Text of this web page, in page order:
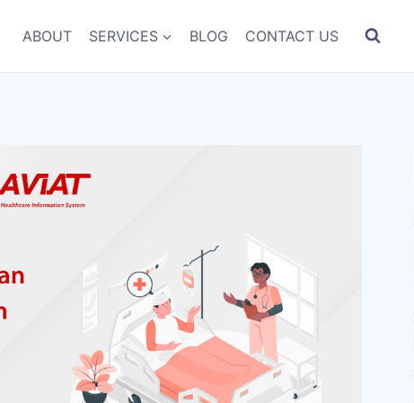
ABOUT SERVICES BLOG CONTACT US